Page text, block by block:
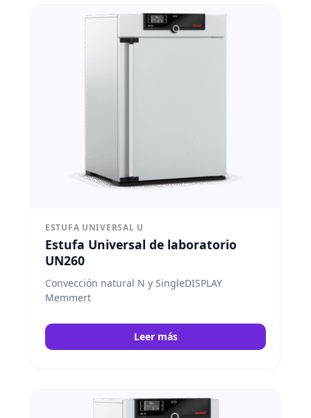
ESTUFA UNIVERSAL U
Estufa Universal de laboratorio
UN260
Convección natural N y SingleDISPLAY
Memmert
Leer más